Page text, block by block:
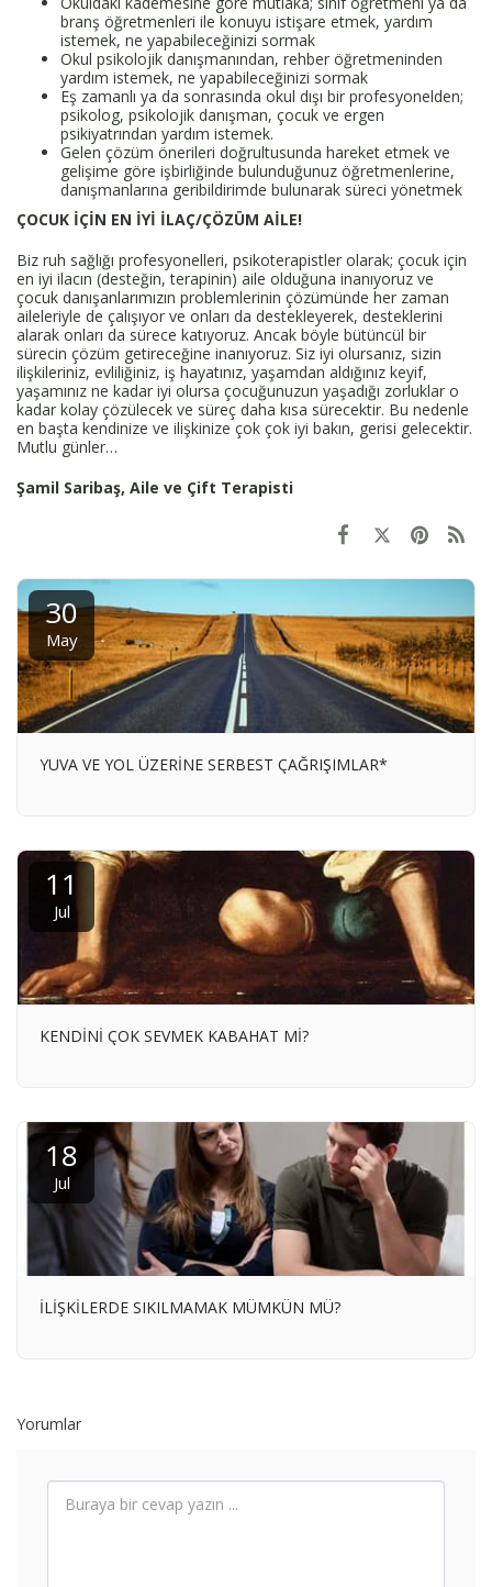
branş öğretmenleri ile konuyu istişare etmek, yardım
istemek, ne yapabileceğinizi sormak
Okul psikolojik danışmanından, rehber öğretmeninden
yardım istemek, ne yapabileceğinizi sormak
Eş zamanlı ya da sonrasında okul dışı bir profesyonelden;
psikolog, psikolojik danışman, çocuk ve ergen
psikiyatrından yardım istemek.
Gelen çözüm önerileri doğrultusunda hareket etmek ve
gelişime göre işbirliğinde bulunduğunuz öğretmenlerine,
danışmanlarına geribildirimde bulunarak süreci yönetmek
ÇOCUK İÇİN EN İYİ İLAÇ/ÇÖZÜM AİLE!
Biz ruh sağlığı profesyonelleri, psikoterapistler olarak; çocuk için
en iyi ilacın (desteğin, terapinin) aile olduğuna inanıyoruz ve
çocuk danışanlarımızın problemlerinin çözümünde her zaman
aileleriyle de çalışıyor ve onları da destekleyerek, desteklerini
alarak onları da sürece katıyoruz. Ancak böyle bütüncül bir
sürecin çözüm getireceğine inanıyoruz. Siz iyi olursanız, sizin
ilişkileriniz, evliliğiniz, iş hayatınız, yaşamdan aldığınız keyif,
yaşamınız ne kadar iyi olursa çocuğunuzun yaşadığı zorluklar o
kadar kolay çözülecek ve süreç daha kısa sürecektir. Bu nedenle
en başta kendinize ve ilişkinize çok çok iyi bakın, gerisi gelecektir.
Mutlu günler…
Şamil Saribaş, Aile ve Çift Terapisti
30
May
YUVA VE YOL ÜZERİNE SERBEST ÇAĞRIŞIMLAR*
11
Jul
KENDİNİ ÇOK SEVMEK KABAHAT Mİ?
18
Jul
İLİŞKİLERDE SIKILMAMAK MÜMKÜN MÜ?
Yorumlar